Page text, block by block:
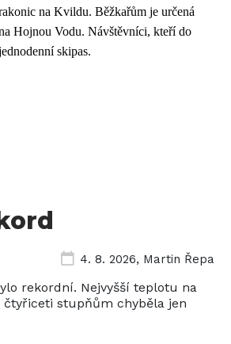
na Kvildu. Běžkařům je určená
Hojnou Vodu. Návštěvníci, kteří do
skipas.
4. 8. 2026, Martin Řepa
rekordní. Nejvyšší teplotu na
čtyřiceti stupňům chyběla jen